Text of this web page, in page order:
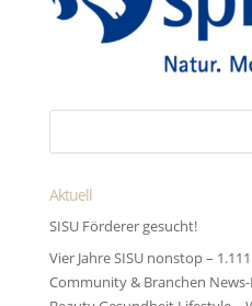
Aktuell
SISU Förderer gesucht!
Vier Jahre SISU nonstop –
Community & Branchen